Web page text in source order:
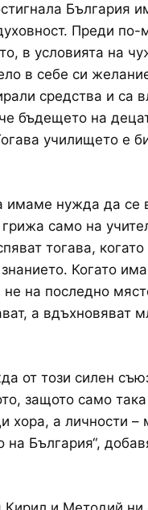
България
Преди
в условията на
в себе си
средства и са
бъдещето на
училището е
имаме нужда да се
само на
тогава,
Когато
на последно
а вдъхновяват
от този силен
защото само
хора, а личности
България“,